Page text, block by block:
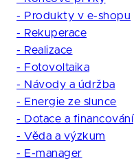
- Produkty v e-shopu
- Rekuperace
- Realizace
- Fotovoltaika
- Návody a údržba
- Energie ze slunce
- Dotace a financování
- Věda a výzkum
- E-manager